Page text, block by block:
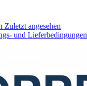
Zuletzt angesehen
und Lieferbedingungen